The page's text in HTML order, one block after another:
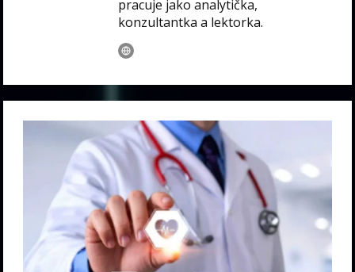
pracuje jako analytička,
konzultantka a lektorka.